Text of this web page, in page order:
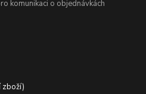
komunikaci o objednávkách
zboží)